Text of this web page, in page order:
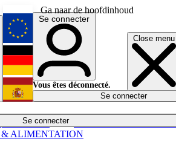
Ga naar de hoofdinhoud
Close menu
Se connecter
Économie
English
Deutsch
Español
Se connecter
Vous êtes déconnecté.
Se connecter
ALIMENTATION